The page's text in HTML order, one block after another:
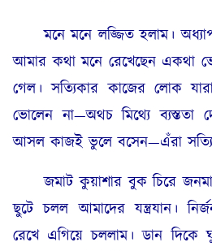
মনে মনে লজ্জিত হলাম।
আমার কথা মনে রেখেছেন একথা
গেল। সত্যিকার কাজের লোক
ভোলেন না—অথচ মিথ্যে ব্যস্ততা
আসল কাজই ভুলে বসেন—এঁরা
জমাট কুয়াশার বুক চিরে
ছুটে চলল আমাদের যন্ত্রযান।
রেখে এগিয়ে চললাম। ডান